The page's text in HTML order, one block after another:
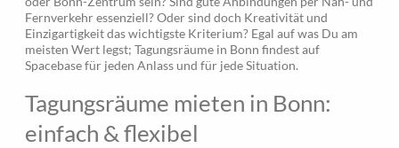
Fernverkehr essenziell? Oder sind doch Kreativität und
Einzigartigkeit das wichtigste Kriterium? Egal auf was Du am
meisten Wert legst; Tagungsräume in Bonn findest auf
Spacebase für jeden Anlass und für jede Situation.
Tagungsräume mieten in Bonn:
einfach & flexibel